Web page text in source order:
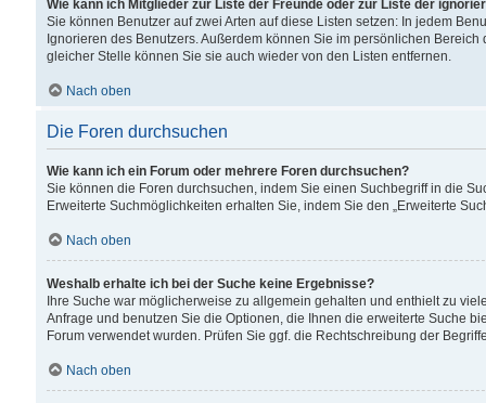
Wie kann ich Mitglieder zur Liste der Freunde oder zur Liste der
Sie können Benutzer auf zwei Arten auf diese Listen setzen: In jedem
Ignorieren des Benutzers. Außerdem können Sie im persönlichen
gleicher Stelle können Sie sie auch wieder von den Listen entfernen.
Nach oben
Die Foren durchsuchen
Wie kann ich ein Forum oder mehrere Foren durchsuchen?
Sie können die Foren durchsuchen, indem Sie einen Suchbegriff in die
Erweiterte Suchmöglichkeiten erhalten Sie, indem Sie den „Erweiterte
Nach oben
Weshalb erhalte ich bei der Suche keine Ergebnisse?
Ihre Suche war möglicherweise zu allgemein gehalten und enthielt zu
Anfrage und benutzen Sie die Optionen, die Ihnen die erweiterte Suche
Forum verwendet wurden. Prüfen Sie ggf. die Rechtschreibung der
Nach oben